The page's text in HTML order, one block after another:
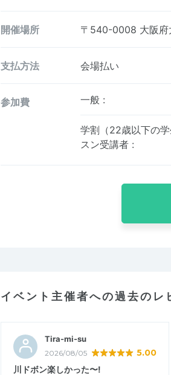
開催場所 〒540-0008 大阪府
支払方法 会場払い
参加費 一般 :
学割（22歳以下の
スン受講者 :
イベント主催者への過去のレ
Tira-mi-su
2026/08/05 5.00
川ドボン楽しかった〜!